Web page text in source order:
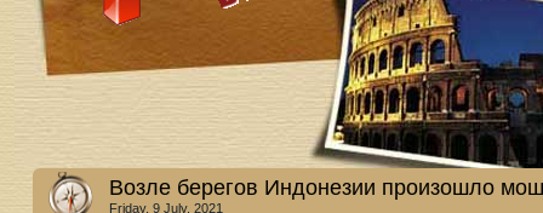
Возле берегов Индонезии произошло
Friday, 9 July. 2021